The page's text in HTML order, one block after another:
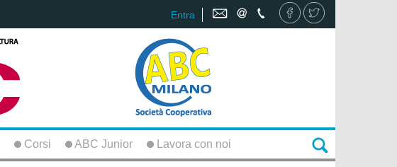
Entra
Corsi ABC Junior Lavora con noi